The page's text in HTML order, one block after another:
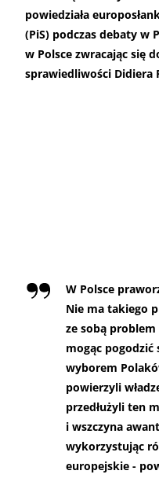
powiedziała
(PiS) podczas debaty w
w Polsce zwracając się
sprawiedliwości Didiera
W Polsce
Nie ma takiego
ze sobą
mogąc
wyborem
powierzyli
przedłużyli ten
i wszczyna
wykorzystując
europejskie -